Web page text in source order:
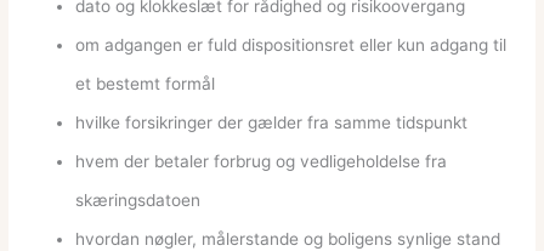
dato og klokkeslæt for rådighed og risikoovergang
om adgangen er fuld dispositionsret eller kun adgang til
et bestemt formål
hvilke forsikringer der gælder fra samme tidspunkt
hvem der betaler forbrug og vedligeholdelse fra
skæringsdatoen
hvordan nøgler, målerstande og boligens synlige stand